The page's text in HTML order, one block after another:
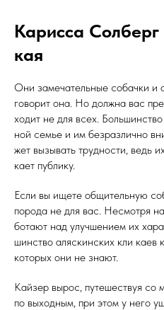
Ка­рис­са
кая
Они за­меча­тель­ные со­бач­ки и
го­ворит она. Но дол­жна вас
хо­дит не для всех.
ной семье и им без­различ­но
жет вы­зывать труд­ности, ведь
ка­ет пуб­ли­ку.
Ес­ли вы ище­те об­щи­тель­ную
по­рода не для вас. Нес­мотря
бота­ют над улуч­ше­ни­ем их
шинс­тво аляс­кин­ских кли
ко­торых они не зна­ют.
Кай­зер вы­рос, пу­тешес­твуя со
по вы­ход­ным, при этом у не­го